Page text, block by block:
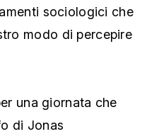
sociologici che
modo di percepire
una giornata che
di Jonas